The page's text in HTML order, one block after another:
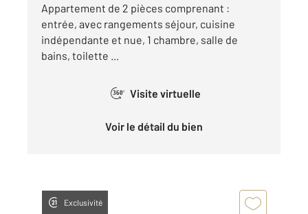
Appartement de 2 pièces comprenant :
entrée, avec rangements séjour, cuisine
indépendante et nue, 1 chambre, salle de
bains, toilette ...
360° Visite virtuelle
Voir le détail du bien
Exclusivité